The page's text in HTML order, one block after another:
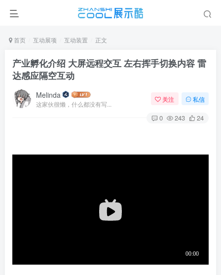
首页 互动展项 互动装置 正文
产业孵化介绍 大屏远程交互 左右挥手切换内容 雷
达感应隔空互动
Melinda
这家伙很懒，什么都没有写...
关注 私信
0 243 24